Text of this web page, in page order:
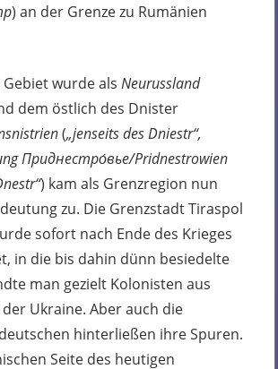
) an der Grenze zu Rumänien
Gebiet wurde alsNeurussland
dem östlich des Dnister
(„jenseits des Dniestr“,
Приднестро́вье/Pridnestrowien
) kam als Grenzregion nun
zu. Die Grenzstadt Tiraspol
sofort nach Ende des Krieges
in die bis dahin dünn besiedelte
man gezielt Kolonisten aus
Ukraine. Aber auch die
hinterließen ihre Spuren.
Seite des heutigen